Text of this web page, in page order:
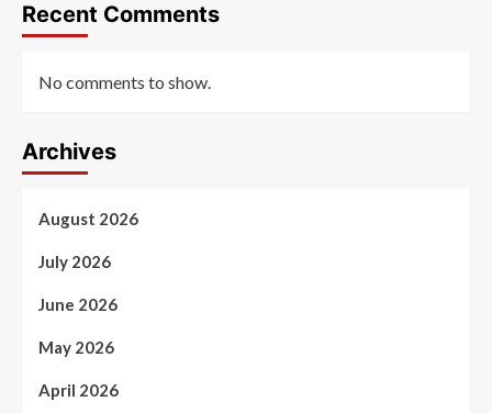
Recent Comments
No comments to show.
Archives
August 2026
July 2026
June 2026
May 2026
April 2026